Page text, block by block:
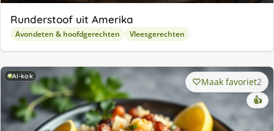
Runderstoof uit Amerika
Avondeten & hoofdgerechten Vleesgerechten
AI-kok Maak favoriet2
👍